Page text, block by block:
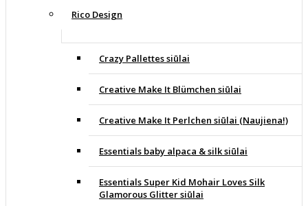
Rico Design
Crazy Pallettes siūlai
Creative Make It Blümchen siūlai
Creative Make It Perlchen siūlai (Naujiena!)
Essentials baby alpaca & silk siūlai
Essentials Super Kid Mohair Loves Silk
Glamorous Glitter siūlai